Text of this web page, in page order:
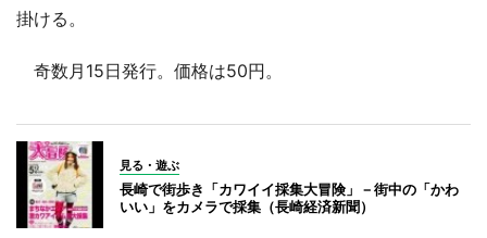
掛ける。
奇数月15日発行。価格は50円。
見る・遊ぶ
長崎で街歩き「カワイイ採集大冒険」－街中の「かわ
いい」をカメラで採集（長崎経済新聞）